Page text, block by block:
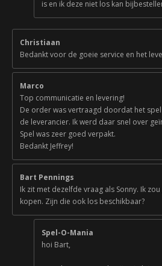
is en ik deze niet los kan
Christiaan
Bedankt voor de goeie service en het
Marco
Top communicatie en levering!
De order was vertraagd doordat het
de leverancier. Ik werd daar snel over
Spel was zeer goed verpakt.
Bedankt Jeffrey!
Bart Pennings
Ik zit met dezelfde vraag als Sonny. Ik
kopen. Zijn die ook los beschikbaar?
Spel-O-Mania
hoi Bart,